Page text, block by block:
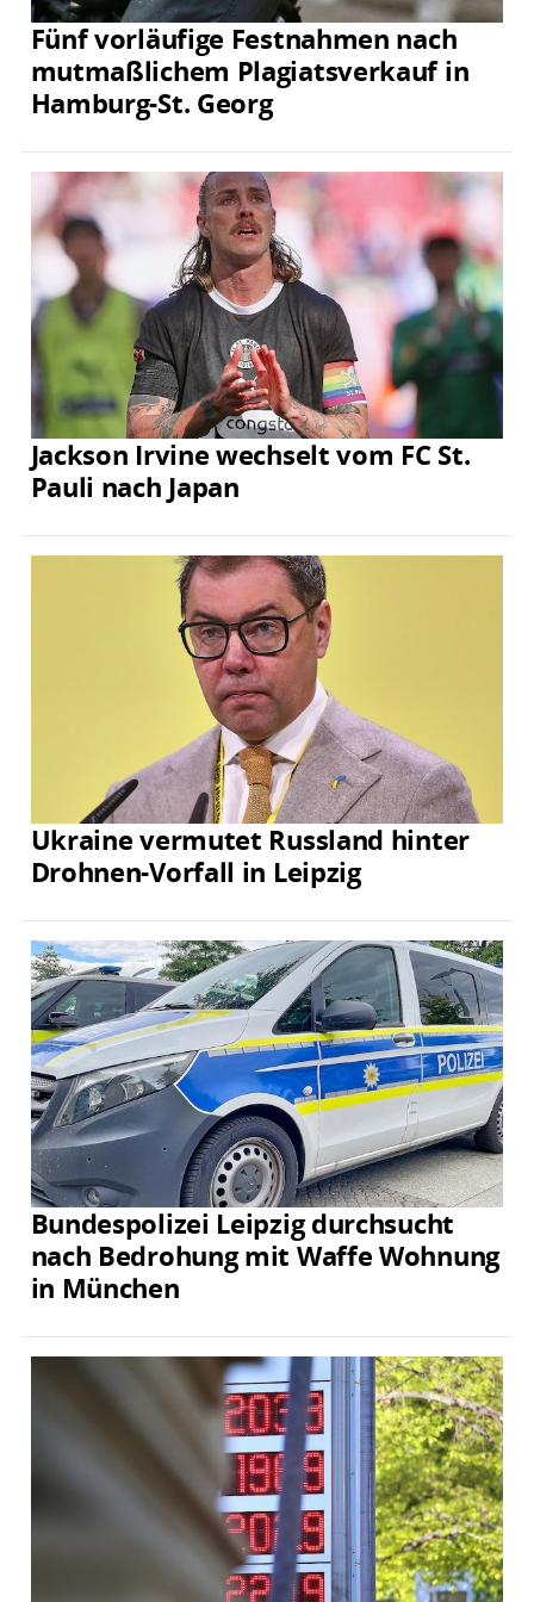
Fünf vorläufige Festnahmen nach
mutmaßlichem Plagiatsverkauf in
Hamburg-St. Georg
Jackson Irvine wechselt vom FC St.
Pauli nach Japan
Ukraine vermutet Russland hinter
Drohnen-Vorfall in Leipzig
Bundespolizei Leipzig durchsucht
nach Bedrohung mit Waffe Wohnung
in München